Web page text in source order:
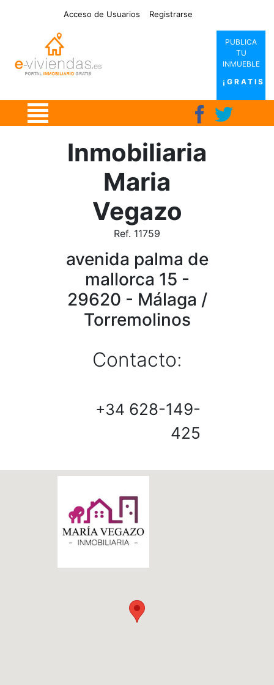
Acceso de Usuarios Registrarse
PUBLICA
TU
INMUEBLE
¡GRATIS!
Inmobiliaria
Maria
Vegazo
Ref. 11759
avenida palma de
mallorca 15 -
29620 - Málaga /
Torremolinos
Contacto:
+34 628-149-
425